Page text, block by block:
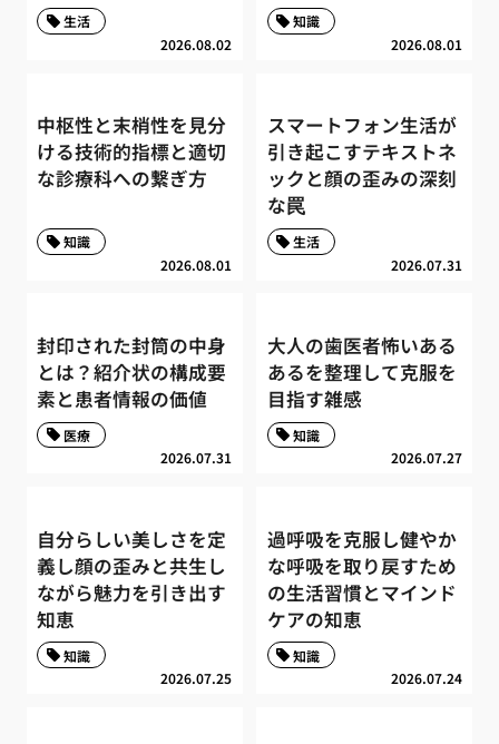
2026.08.02
生活
2026.08.01
知識
中枢性と末梢性を見分
ける技術的指標と適切
な診療科への繋ぎ方
2026.08.01
知識
スマートフォン生活が
引き起こすテキストネ
ックと顔の歪みの深刻
な罠
2026.07.31
生活
封印された封筒の中身
とは？紹介状の構成要
素と患者情報の価値
2026.07.31
医療
大人の歯医者怖いある
あるを整理して克服を
目指す雑感
2026.07.27
知識
自分らしい美しさを定
義し顔の歪みと共生し
ながら魅力を引き出す
知恵
2026.07.25
知識
過呼吸を克服し健やか
な呼吸を取り戻すため
の生活習慣とマインド
ケアの知恵
2026.07.24
知識